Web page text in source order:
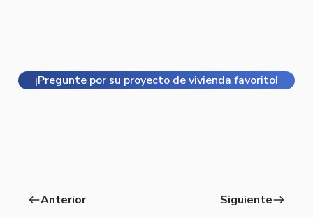
¡Pregunte por su proyecto de vivienda favorito!
westAnterior Siguienteeast